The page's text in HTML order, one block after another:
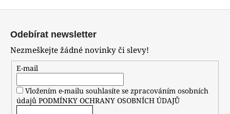
Odebírat newsletter
Nezmeškejte žádné novinky či slevy!
E-mail
Vložením e-mailu souhlasíte se zpracováním osobních
údajů PODMÍNKY OCHRANY OSOBNÍCH ÚDAJŮ